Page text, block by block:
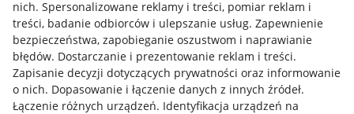
nich. Spersonalizowane reklamy i treści, pomiar reklam i
treści, badanie odbiorców i ulepszanie usług. Zapewnienie
bezpieczeństwa, zapobieganie oszustwom i naprawianie
błędów. Dostarczanie i prezentowanie reklam i treści.
Zapisanie decyzji dotyczących prywatności oraz informowanie
o nich. Dopasowanie i łączenie danych z innych źródeł.
Łączenie różnych urządzeń. Identyfikacja urządzeń na
Mapa miejscowości
Informacje prawne
Regulamin